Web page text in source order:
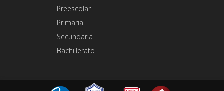
Preescolar
Primaria
Secundaria
Bachillerato